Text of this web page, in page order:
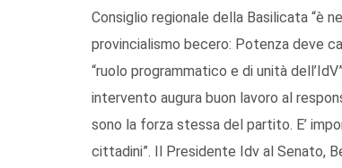
Consiglio regionale della Basilicata “è
provincialismo becero: Potenza deve
“ruolo programmatico e di unità
intervento augura buon lavoro al
sono la forza stessa del partito. E’
cittadini”. Il Presidente Idv al Senato,